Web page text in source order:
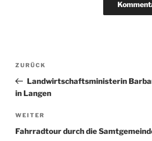
Beitragsnavigation
Vorheriger
Beitrag
ZURÜCK
Landwirtschaftsministerin
in Langen
Nächster
Beitrag
WEITER
Fahrradtour durch die